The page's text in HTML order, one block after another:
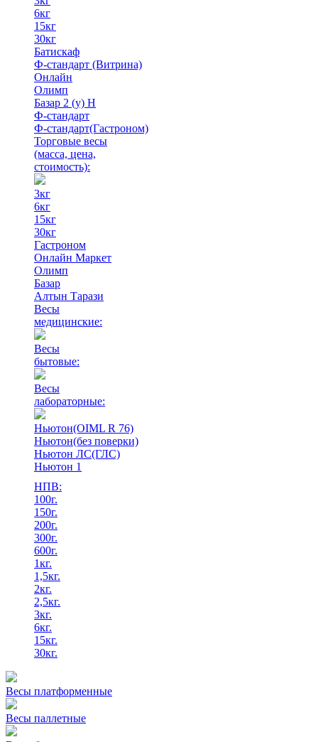
6кг
15кг
30кг
Батискаф
Ф-стандарт (Витрина)
Онлайн
Олимп
Базар 2 (у) Н
Ф-стандарт
Ф-стандарт(Гастроном)
Торговые весы
(масса, цена,
стоимость):
3кг
6кг
15кг
30кг
Гастроном
Онлайн Маркет
Олимп
Базар
Алтын Тарази
Весы
медицинские:
Весы
бытовые:
Весы
лабораторные:
Ньютон(OIML R 76)
Ньютон(без поверки)
Ньютон ЛС(ГЛС)
Ньютон 1
НПВ:
100г.
150г.
200г.
300г.
600г.
1кг.
1,5кг.
2кг.
2,5кг.
3кг.
6кг.
15кг.
30кг.
Весы платформенные
Весы паллетные